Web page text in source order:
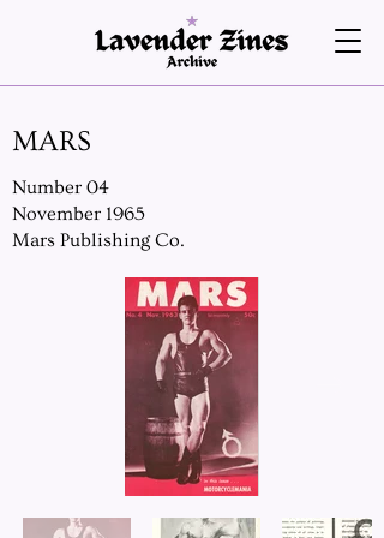
MARS
Number 04
November 1965
Mars Publishing Co.